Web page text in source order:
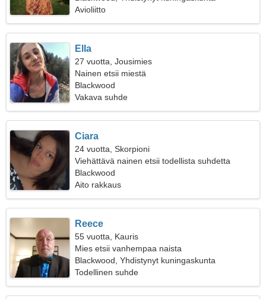
Avioliitto
Ella
27 vuotta, Jousimies
Nainen etsii miestä
Blackwood
Vakava suhde
Ciara
24 vuotta, Skorpioni
Viehättävä nainen etsii todellista suhdetta
Blackwood
Aito rakkaus
Reece
55 vuotta, Kauris
Mies etsii vanhempaa naista
Blackwood, Yhdistynyt kuningaskunta
Todellinen suhde